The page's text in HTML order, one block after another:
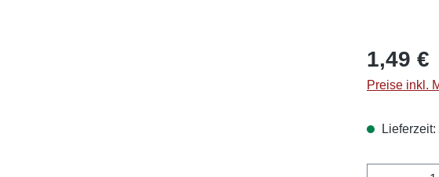
1,49 €
Preise inkl.